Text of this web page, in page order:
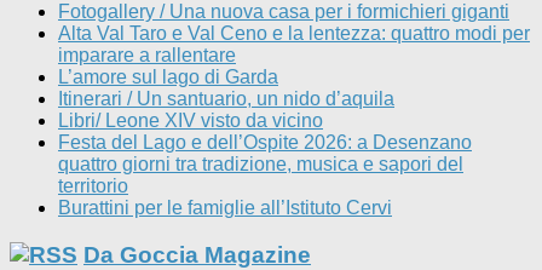
Fotogallery / Una nuova casa per i formichieri giganti
Alta Val Taro e Val Ceno e la lentezza: quattro modi per
imparare a rallentare
L’amore sul lago di Garda
Itinerari / Un santuario, un nido d’aquila
Libri/ Leone XIV visto da vicino
Festa del Lago e dell’Ospite 2026: a Desenzano
quattro giorni tra tradizione, musica e sapori del
territorio
Burattini per le famiglie all’Istituto Cervi
Da Goccia Magazine